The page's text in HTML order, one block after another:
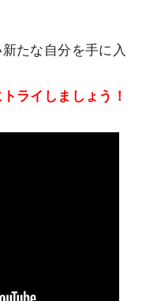
たな自分を手に入
ライしましょう！